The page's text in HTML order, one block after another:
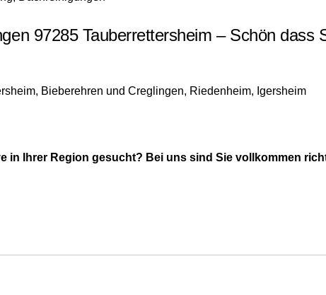
97285 Tauberrettersheim – Schön dass
in Ihrer Region gesucht? Bei uns sind Sie vollkommen